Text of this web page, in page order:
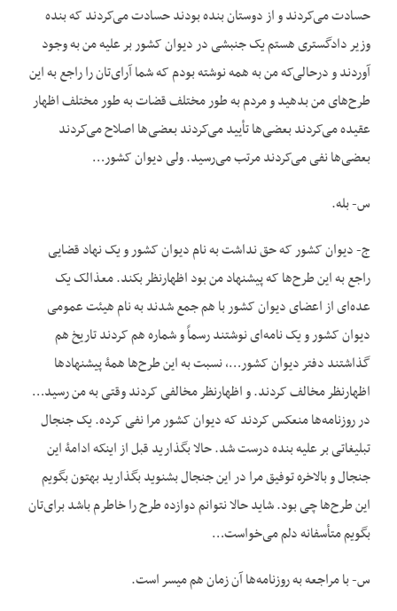
حسادت می‌کردند و از دوستان بنده بودند حسادت می‌کردند که بنده
وزیر دادگستری هستم یک جنبشی در دیوان کشور بر علیه من به وجود
آوردند و درحالی‌که من به همه نوشته بودم که شما آرای‌تان را راجع به این
طرح‌های من بدهید و مردم به طور مختلف قضات به طور مختلف اظهار
عقیده می‌کردند بعضی‌ها تأیید می‌کردند بعضی‌ها اصلاح می‌کردند
بعضی‌ها نفی می‌کردند مرتب می‌رسید. ولی دیوان کشور…
س- بله.
ج- دیوان کشور که حق نداشت به نام دیوان کشور و یک نهاد قضایی
راجع به این طرح‌ها که پیشنهاد من بود اظهارنظر بکند. مع‏ذالک یک
عده‌ای از اعضای دیوان کشور با هم جمع شدند به نام هیئت عمومی
دیوان کشور و یک نامه‌ای نوشتند رسماً و شماره هم کردند تاریخ هم
گذاشتند دفتر دیوان کشور…، نسبت به این طرح‌ها همۀ پیشنهادها
اظهارنظر مخالف کردند. و اظهارنظر مخالفی کردند وقتی به من رسید…
در روزنامه‌ها منعکس کردند که دیوان کشور مرا نفی کرده. یک جنجال
تبلیغاتی بر علیه بنده درست شد. حالا بگذارید قبل از این‏که ادامۀ این
جنجال و بالاخره توفیق مرا در این جنجال بشنوید بگذارید بهتون بگویم
این طرح‌ها چی بود. شاید حالا نتوانم دوازده طرح را خاطرم باشد برای‌تان
بگویم متأسفانه دلم می‌خواست…
س- با مراجعه به روزنامه‌ها آن زمان هم میسر است.